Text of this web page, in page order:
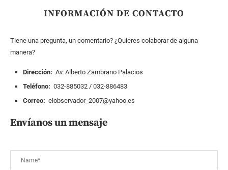
INFORMACIÓN DE CONTACTO
Tiene una pregunta, un comentario? ¿Quieres colaborar de alguna
manera?
Dirección: Av. Alberto Zambrano Palacios
Teléfono: 032-885032 / 032-886483
Correo: elobservador_2007@yahoo.es
Envíanos un mensaje